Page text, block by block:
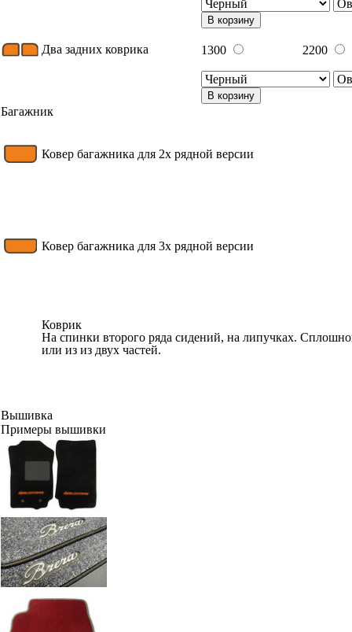
В корзину
Два задних коврика 1300 2200
В корзину
Багажник
Ковер багажника для 2х рядной версии
Ковер багажника для 3х рядной версии
Коврик
На спинки второго ряда сидений, на липучках.
или из из двух частей.
Вышивка
Примеры вышивки